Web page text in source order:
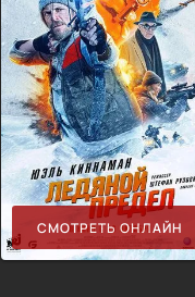
СМОТРЕТЬ ОНЛАЙН